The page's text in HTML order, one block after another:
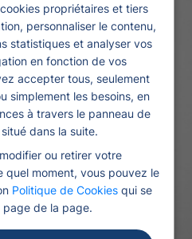
propriétaires et tiers
personnaliser le contenu,
statistiques et analyser vos
en fonction de vos
accepter tous, seulement
simplement les besoins, en
à travers le panneau de
dans la suite.
ou retirer votre
quel moment, vous pouvez le
Politique de Cookiesqui se
page de la page.